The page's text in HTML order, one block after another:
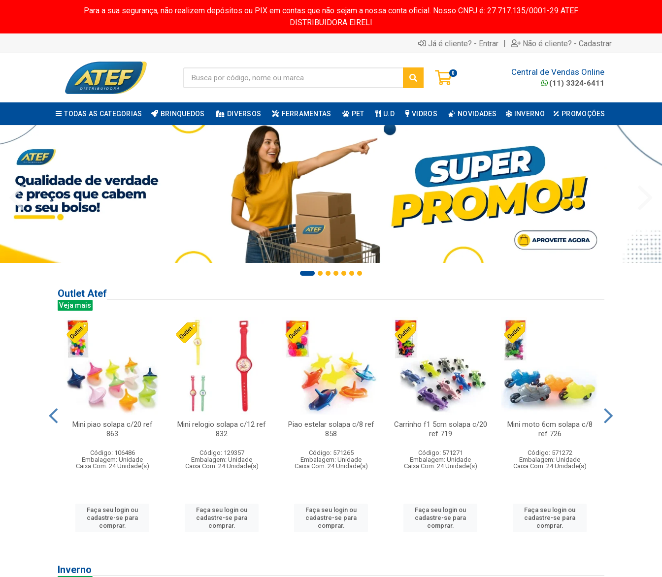
Para a sua segurança, não realizem depósitos ou PIX em contas que não sejam a nossa conta oficial. Nosso CNPJ é: 27.717.135/0001-29 ATEF
DISTRIBUIDORA EIRELI
Já é cliente? - Entrar | Não é cliente? - Cadastrar
0 Central de Vendas Online
(11) 3324-6411
TODAS AS CATEGORIAS BRINQUEDOS DIVERSOS FERRAMENTAS PET U.D VIDROS NOVIDADES INVERNO PROMOÇÕES
Outlet Atef
Veja mais
Mini piao solapa c/20 ref
863
Código: 106486
Embalagem: Unidade
Caixa Com: 24 Unidade(s)
Faça seu login ou
cadastre-se para
comprar.
Mini relogio solapa c/12 ref
832
Código: 129357
Embalagem: Unidade
Caixa Com: 24 Unidade(s)
Faça seu login ou
cadastre-se para
comprar.
Piao estelar solapa c/8 ref
858
Código: 571265
Embalagem: Unidade
Caixa Com: 24 Unidade(s)
Faça seu login ou
cadastre-se para
comprar.
Carrinho f1 5cm solapa c/20
ref 719
Código: 571271
Embalagem: Unidade
Caixa Com: 24 Unidade(s)
Faça seu login ou
cadastre-se para
comprar.
Mini moto 6cm solapa c/8
ref 726
Código: 571272
Embalagem: Unidade
Caixa Com: 24 Unidade(s)
Faça seu login ou
cadastre-se para
comprar.
Inverno